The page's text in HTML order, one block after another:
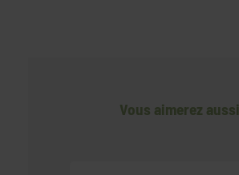
Vous aimerez aussi